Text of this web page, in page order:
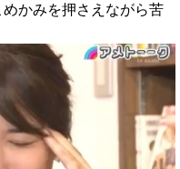
かみを押さえながら苦